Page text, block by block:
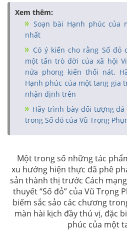
Xem thêm:
Soạn bài Hạnh phúc của
nhất
Có ý kiến cho rằng Số đỏ
một tấn trò đời của xã hội
nửa phong kiến thối nát.
Hạnh phúc của một tang gia
nhận định trên
Hãy trình bày đối tượng
trong Số đỏ của Vũ Trọng
Một trong số những tác
xu hướng hiện thực đã phê
sản thành thị trước Cách
thuyết “Số đỏ” của Vũ Trọng
biếm sắc sảo các chương
màn hài kịch đầy thú vị, đặc
phúc của một